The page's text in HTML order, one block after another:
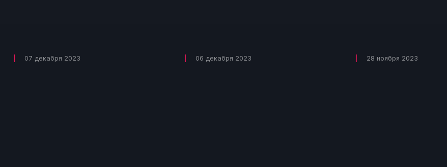
07 декабря 2023 06 декабря 2023 28 ноября 2023